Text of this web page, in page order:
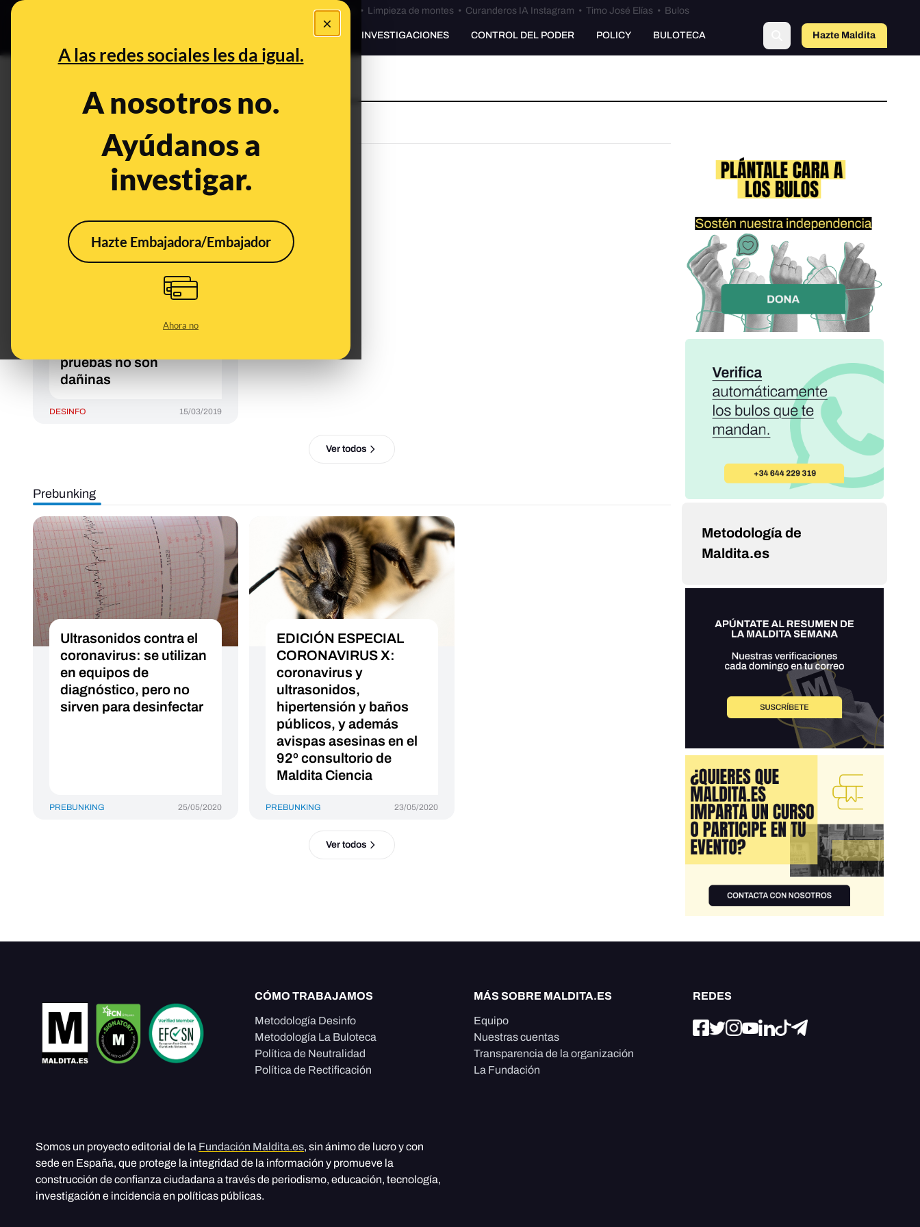
×
A las redes sociales les da igual.
A nosotros no.
Ayúdanos a
investigar.
Hazte Embajadora/Embajador
Ahora no
Bulos Ceuta • Limpieza de montes• Curanderos IA Instagram • Timo José Elías• Bulos
PREBUNKING INVESTIGACIONES CONTROL DEL PODER POLICY BULOTECA Hazte Maldita
ecografia
evidencias de que las
causa del cáncer de
pruebas no son
dañinas
DESINFO 15/03/2019
Ver todos
Prebunking
Ultrasonidos contra el
coronavirus: se utilizan
en equipos de
diagnóstico, pero no
sirven para desinfectar
PREBUNKING 25/05/2020
EDICIÓN ESPECIAL
CORONAVIRUS X:
coronavirus y
ultrasonidos,
hipertensión y baños
públicos, y además
avispas asesinas en el
92º consultorio de
Maldita Ciencia
PREBUNKING 23/05/2020
Ver todos
Metodología de
Maldita.es
CÓMO TRABAJAMOS
Metodología Desinfo
Metodología La Buloteca
Política de Neutralidad
Política de Rectificación
MÁS SOBRE MALDITA.ES
Equipo
Nuestras cuentas
Transparencia de la organización
La Fundación
REDES
Somos un proyecto editorial de la Fundación Maldita.es, sin ánimo de lucro y con
sede en España, que protege la integridad de la información y promueve la
construcción de confianza ciudadana a través de periodismo, educación, tecnología,
investigación e incidencia en políticas públicas.